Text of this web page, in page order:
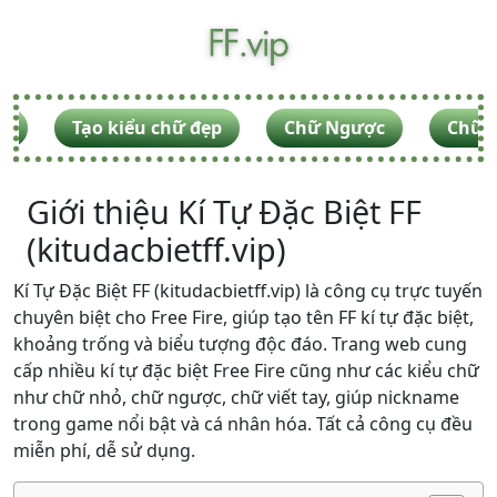
Tạo kiểu chữ đẹp Chữ Ngược Chữ
Giới thiệu Kí Tự Đặc Biệt FF
(kitudacbietff.vip)
Kí Tự Đặc Biệt FF (kitudacbietff.vip) là công cụ trực tuyến
chuyên biệt cho Free Fire, giúp tạo tên FF kí tự đặc biệt,
khoảng trống và biểu tượng độc đáo. Trang web cung
cấp nhiều kí tự đặc biệt Free Fire cũng như các kiểu chữ
như chữ nhỏ, chữ ngược, chữ viết tay, giúp nickname
trong game nổi bật và cá nhân hóa. Tất cả công cụ đều
miễn phí, dễ sử dụng.